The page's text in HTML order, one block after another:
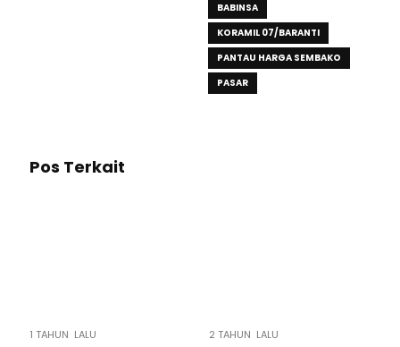
BABINSA
KORAMIL 07/BARANTI
PANTAU HARGA SEMBAKO
PASAR
Pos Terkait
1 TAHUN LALU 2 TAHUN LALU